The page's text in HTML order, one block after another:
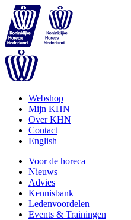
Webshop
Mijn KHN
Over KHN
Contact
English
Voor de horeca
Nieuws
Advies
Kennisbank
Ledenvoordelen
Events & Trainingen